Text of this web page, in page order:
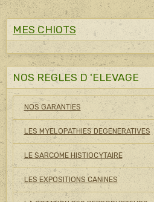
MES CHIOTS
NOS REGLES D 'ELEVAGE
NOS GARANTIES
LES MYELOPATHIES DEGENERATIVES
LE SARCOME HISTIOCYTAIRE
LES EXPOSITIONS CANINES